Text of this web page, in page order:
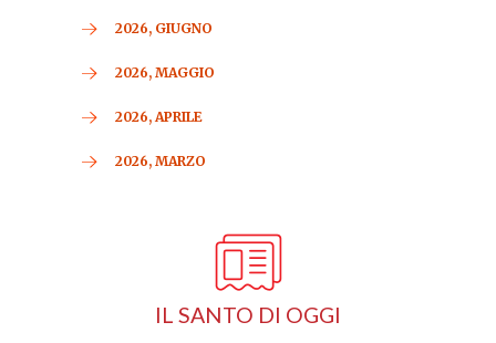
2026, GIUGNO
2026, MAGGIO
2026, APRILE
2026, MARZO
IL SANTO DI OGGI